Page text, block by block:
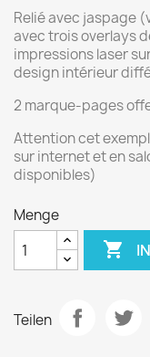
Relié avec jaspage
avec trois overlays
impressions laser
design intérieur
2 marque-pages
Attention cet
sur internet et en
disponibles)
Menge

Teilen